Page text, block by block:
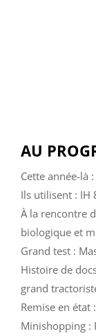
AU
Cette année-là
Ils utilisent : IH
À la rencontre
biologique et
Grand test :
Histoire de
grand
Remise en état
Minishopping :